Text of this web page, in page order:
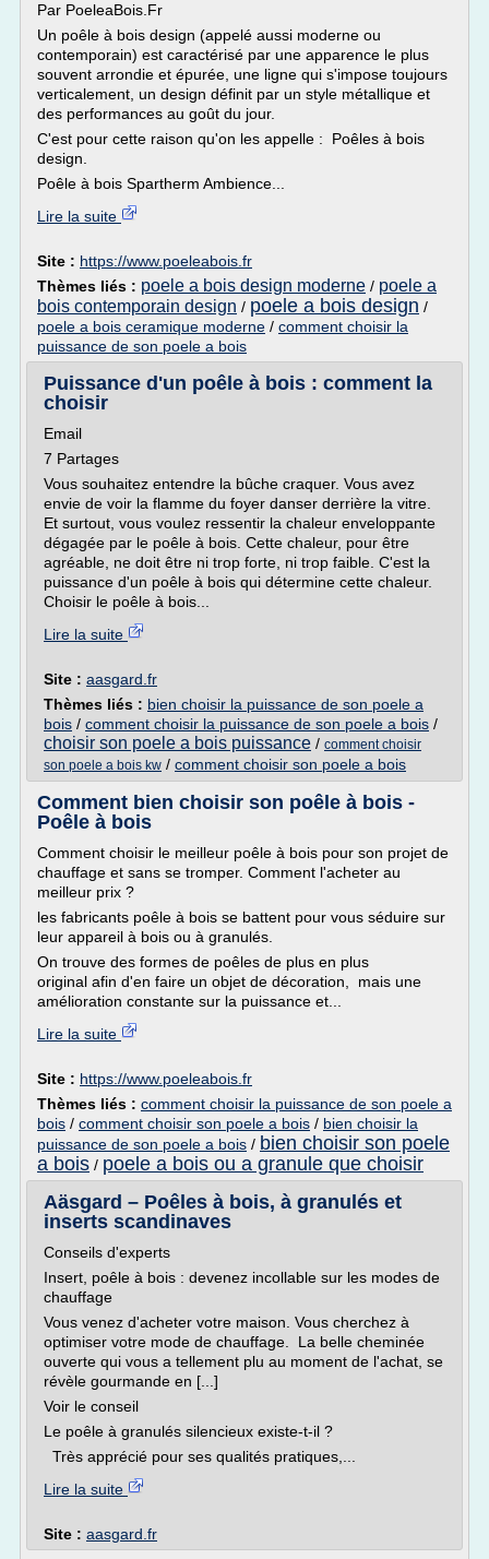
Par PoeleaBois.Fr
Un poêle à bois design (appelé aussi moderne ou
contemporain) est caractérisé par une apparence le plus
souvent arrondie et épurée, une ligne qui s'impose toujours
verticalement, un design définit par un style métallique et
des performances au goût du jour.
C'est pour cette raison qu'on les appelle : Poêles à bois
design.
Poêle à bois Spartherm Ambience...
Lire la suite
Site : https://www.poeleabois.fr
Thèmes liés : poele a bois design moderne / poele a
bois contemporain design / poele a bois design /
poele a bois ceramique moderne / comment choisir la
puissance de son poele a bois
Puissance d'un poêle à bois : comment la
choisir
Email
7 Partages
Vous souhaitez entendre la bûche craquer. Vous avez
envie de voir la flamme du foyer danser derrière la vitre.
Et surtout, vous voulez ressentir la chaleur enveloppante
dégagée par le poêle à bois. Cette chaleur, pour être
agréable, ne doit être ni trop forte, ni trop faible. C'est la
puissance d'un poêle à bois qui détermine cette chaleur.
Choisir le poêle à bois...
Lire la suite
Site : aasgard.fr
Thèmes liés : bien choisir la puissance de son poele a
bois / comment choisir la puissance de son poele a bois /
choisir son poele a bois puissance / comment choisir
son poele a bois kw / comment choisir son poele a bois
Comment bien choisir son poêle à bois -
Poêle à bois
Comment choisir le meilleur poêle à bois pour son projet de
chauffage et sans se tromper. Comment l'acheter au
meilleur prix ?
les fabricants poêle à bois se battent pour vous séduire sur
leur appareil à bois ou à granulés.
On trouve des formes de poêles de plus en plus
original afin d'en faire un objet de décoration, mais une
amélioration constante sur la puissance et...
Lire la suite
Site : https://www.poeleabois.fr
Thèmes liés : comment choisir la puissance de son poele a
bois / comment choisir son poele a bois / bien choisir la
puissance de son poele a bois / bien choisir son poele
a bois / poele a bois ou a granule que choisir
Aäsgard – Poêles à bois, à granulés et
inserts scandinaves
Conseils d'experts
Insert, poêle à bois : devenez incollable sur les modes de
chauffage
Vous venez d'acheter votre maison. Vous cherchez à
optimiser votre mode de chauffage. La belle cheminée
ouverte qui vous a tellement plu au moment de l'achat, se
révèle gourmande en [...]
Voir le conseil
Le poêle à granulés silencieux existe-t-il ?
Très apprécié pour ses qualités pratiques,...
Lire la suite
Site : aasgard.fr